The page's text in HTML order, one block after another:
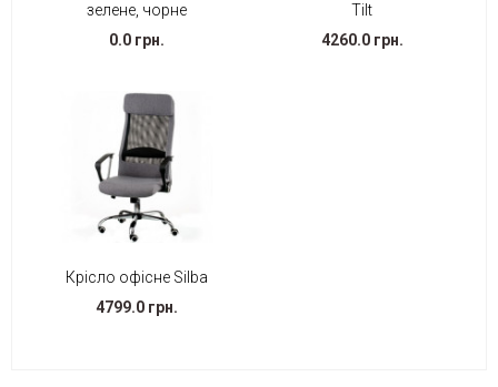
зелене, чорне
0.0 грн.
Tilt
4260.0 грн.
Крісло офісне Silba
4799.0 грн.